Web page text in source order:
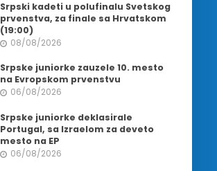
Srpski kadeti u polufinalu Svetskog
prvenstva, za finale sa Hrvatskom
(19:00)
08/08/2026
Srpske juniorke zauzele 10. mesto
na Evropskom prvenstvu
06/08/2026
Srpske juniorke deklasirale
Portugal, sa Izraelom za deveto
mesto na EP
06/08/2026